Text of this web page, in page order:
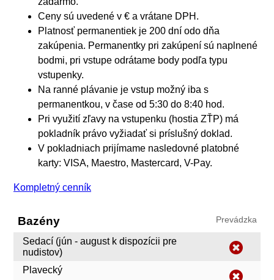
Ceny sú uvedené v € a vrátane DPH.
Platnosť permanentiek je 200 dní odo dňa
zakúpenia. Permanentky pri zakúpení sú naplnené
bodmi, pri vstupe odrátame body podľa typu
vstupenky.
Na ranné plávanie je vstup možný iba s
permanentkou, v čase od 5:30 do 8:40 hod.
Pri využití zľavy na vstupenku (hostia ZŤP) má
pokladník právo vyžiadať si príslušný doklad.
V pokladniach prijímame nasledovné platobné
karty: VISA, Maestro, Mastercard, V-Pay.
Kompletný cenník
Bazény Prevádzka
Sedací (jún - august k dispozícii pre
nudistov)
Plavecký